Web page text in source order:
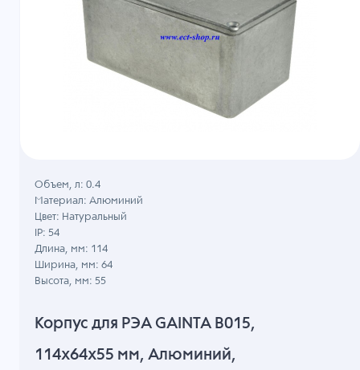
Корпус для РЭА GAINTA B015,
114x64x55 мм, Алюминий,
Объем, л: 0.4
Материал: Алюминий
Цвет: Натуральный
IP: 54
Длина, мм: 114
Ширина, мм: 64
Высота, мм: 55